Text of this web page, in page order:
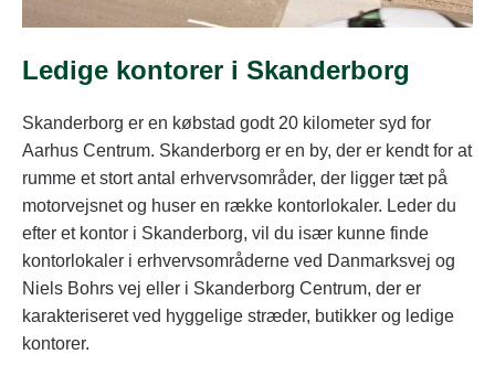
Ledige kontorer i Skanderborg
Skanderborg er en købstad godt 20 kilometer syd for
Aarhus Centrum. Skanderborg er en by, der er kendt for at
rumme et stort antal erhvervsområder, der ligger tæt på
motorvejsnet og huser en række kontorlokaler. Leder du
efter et kontor i Skanderborg, vil du især kunne finde
kontorlokaler i erhvervsområderne ved Danmarksvej og
Niels Bohrs vej eller i Skanderborg Centrum, der er
karakteriseret ved hyggelige stræder, butikker og ledige
kontorer.